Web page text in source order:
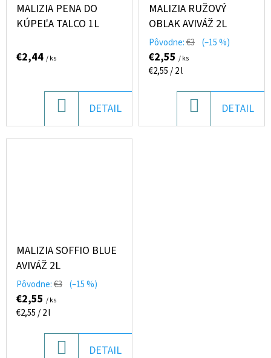
MALIZIA PENA DO
KÚPEĽA TALCO 1L
€2,44 / ks
KOŠÍKA
DETAIL
MALIZIA RUŽOVÝ
OBLAK AVIVÁŽ 2L
Pôvodne:€3 (–15 %)
€2,55 / ks
Jednotková
€2,55 / 2 l
KOŠÍKA
DETAIL
MALIZIA SOFFIO BLUE
AVIVÁŽ 2L
Pôvodne:€3 (–15 %)
€2,55 / ks
Jednotková
€2,55 / 2 l
DETAIL